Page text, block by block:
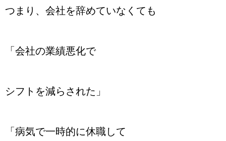
つまり、会社を辞めていなくても
「会社の業績悪化で
シフトを減らされた」
「病気で一時的に休職して